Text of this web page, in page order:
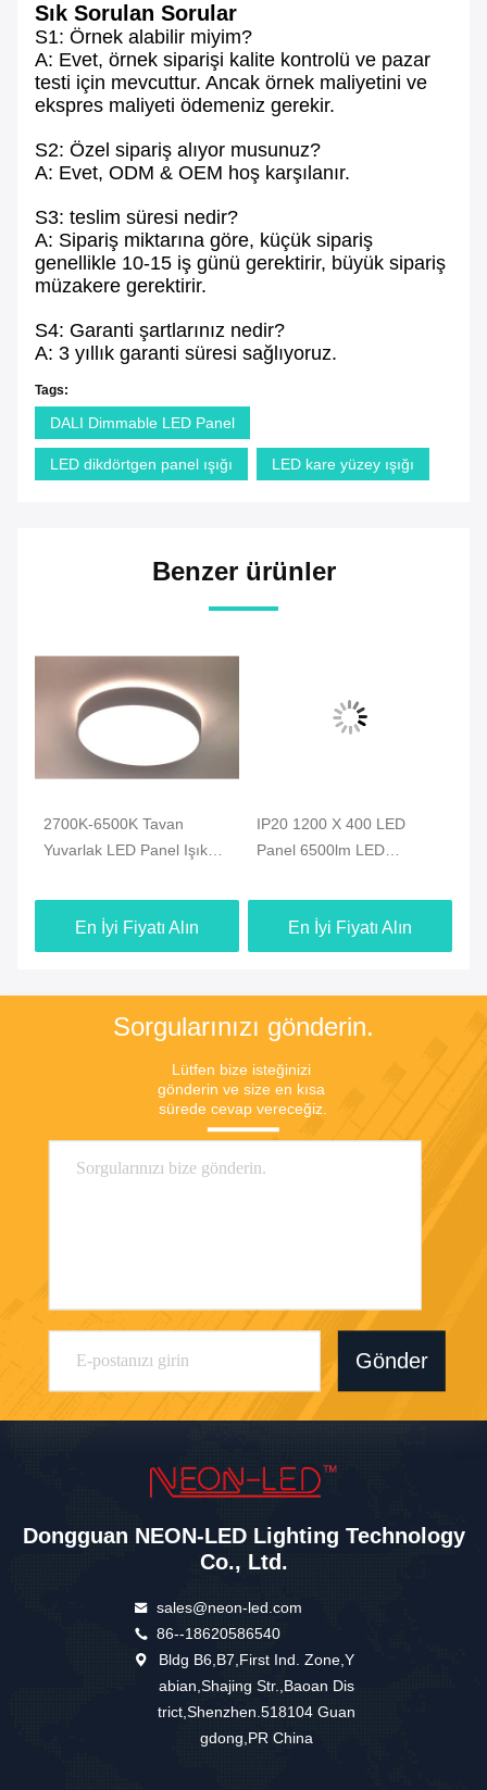
Sık Sorulan Sorular
S1: Örnek alabilir miyim?
A: Evet, örnek siparişi kalite kontrolü ve pazar
testi için mevcuttur. Ancak örnek maliyetini ve
ekspres maliyeti ödemeniz gerekir.
S2: Özel sipariş alıyor musunuz?
A: Evet, ODM & OEM hoş karşılanır.
S3: teslim süresi nedir?
A: Sipariş miktarına göre, küçük sipariş
genellikle 10-15 iş günü gerektirir, büyük sipariş
müzakere gerektirir.
S4: Garanti şartlarınız nedir?
A: 3 yıllık garanti süresi sağlıyoruz.
Tags:
DALI Dimmable LED Panel
LED dikdörtgen panel ışığı LED kare yüzey ışığı
Benzer ürünler
2700K-6500K Tavan
Yuvarlak LED Panel Işık
En İyi Fiyatı Alın
IP20 1200 X 400 LED
Panel 6500lm LED
En İyi Fiyatı Alın
Sorgularınızı gönderin.
Lütfen bize isteğinizi
gönderin ve size en kısa
sürede cevap vereceğiz.
Gönder
Dongguan NEON-LED Lighting Technology
Co., Ltd.
sales@neon-led.com
86--18620586540
Bldg B6,B7,First Ind. Zone,Y
abian,Shajing Str.,Baoan Dis
trict,Shenzhen.518104 Guan
gdong,PR China